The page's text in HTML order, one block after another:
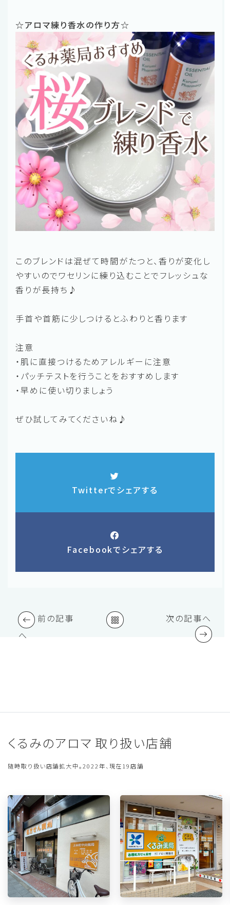
☆アロマ練り香水の作り方☆
このブレンドは混ぜて時間がたつと、香りが変化し
やすいのでワセリンに練り込むことでフレッシュな
香りが長持ち♪
手首や首筋に少しつけるとふわりと香ります
注意
・肌に直接つけるためアレルギーに注意
・パッチテストを行うことをおすすめします
・早めに使い切りましょう
ぜひ試してみてくださいね♪
Twitterでシェアする
Facebookでシェアする
前の記事
へ
次の記事へ
くるみのアロマ 取り扱い店舗
随時取り扱い店舗拡大中。2022年、現在19店舗